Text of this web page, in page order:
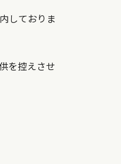
しておりま
を控えさせ